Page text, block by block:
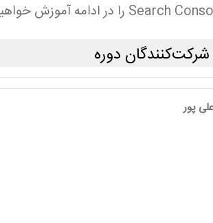
دوره
پور